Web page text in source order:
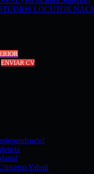
LOCUTOR
ENVIAR CV
Yabotí